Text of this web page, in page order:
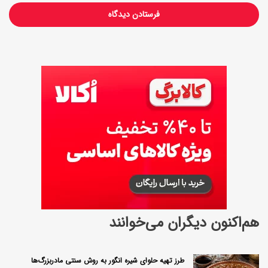
هم‌اکنون دیگران می‌خوانند
طرز تهیه حلوای شیره انگور به روش سنتی مادربزرگ‌ها